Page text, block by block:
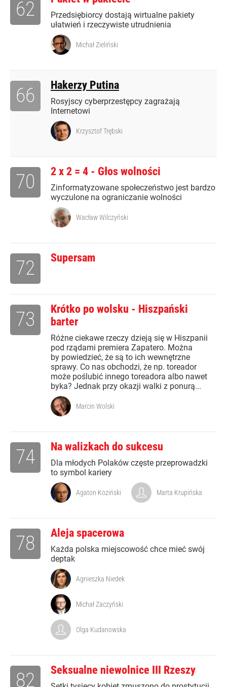
Przedsiębiorcy dostają wirtualne pakiety
ułatwień i rzeczywiste utrudnienia
62
Michał Zieliński
Hakerzy Putina
Rosyjscy cyberprzestępcy zagrażają
Internetowi
66
Krzysztof Trębski
2 x 2 = 4 - Głos wolności
Zinformatyzowane społeczeństwo jest bardzo
wyczulone na ograniczanie wolności
70
Wacław Wilczyński
Supersam
72
Krótko po wolsku - Hiszpański
barter
Różne ciekawe rzeczy dzieją się w Hiszpanii
pod rządami premiera Zapatero. Można
by powiedzieć, że są to ich wewnętrzne
sprawy. Co nas obchodzi, że np. toreador
może poślubić innego toreadora albo nawet
byka? Jednak przy okazji walki z ponurą...
73
Marcin Wolski
Na walizkach do sukcesu
Dla młodych Polaków częste przeprowadzki
to symbol kariery
74
Agaton Koziński Marta Krupińska
Aleja spacerowa
Każda polska miejscowość chce mieć swój
deptak
78
Agnieszka Niedek
Michał Zaczyński
Olga Kudanowska
Seksualne niewolnice III Rzeszy
82